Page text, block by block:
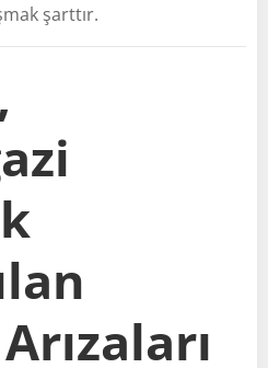
şarttır.